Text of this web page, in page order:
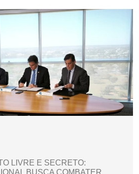
LIVRE E SECRETO:
BUSCA COMBATER